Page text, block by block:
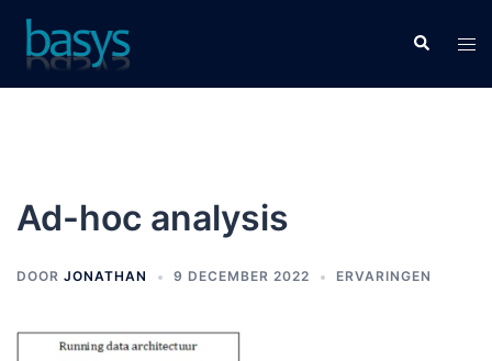
Ad-hoc analysis
DOOR JONATHAN 9 DECEMBER 2022 ERVARINGEN